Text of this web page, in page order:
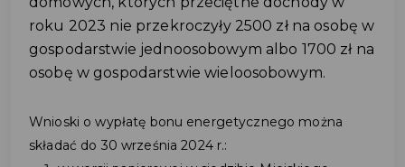
roku 2023 nie przekroczyły 2500 zł na osobę w
gospodarstwie jednoosobowym albo 1700 zł na
osobę w gospodarstwie wieloosobowym.
Wnioski o wypłatę bonu energetycznego można
składać do 30 września 2024 r.: